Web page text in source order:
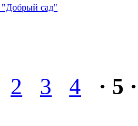
сад"
2 3 4 · 5 ·